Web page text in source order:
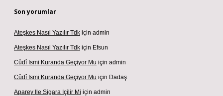
Son yorumlar
Ateşkes Nasıl Yazılır Tdk için admin
Ateşkes Nasıl Yazılır Tdk için Efsun
Cûdî Ismi Kuranda Geçiyor Mu için admin
Cûdî Ismi Kuranda Geçiyor Mu için Dadaş
Aparey Ile Sigara Içilir Mi için admin